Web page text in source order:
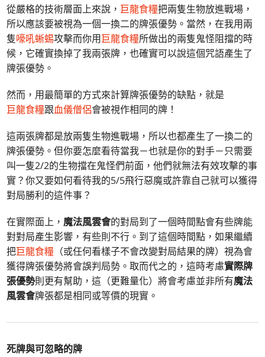
從嚴格的技術層面上來說， 巨龍食糧把兩隻生物放進戰場，
所以應該要被視為一個一換二的牌張優勢。當然，在我用兩
隻嚎吼蜥蜴攻擊而你用巨龍食糧所做出的兩隻鬼怪阻擋的時
候，它確實換掉了我兩張牌，也確實可以說這個咒語產生了
牌張優勢。
然而，用最簡單的方式來計算牌張優勢的缺點，就是
巨龍食糧跟血儀僧侶會被視作相同的牌！
這兩張牌都是放兩隻生物進戰場，所以也都產生了一換二的
牌張優勢。但你要怎麼看待當我－也就是你的對手－只需要
叫一隻2/2的生物擋在鬼怪們前面，他們就無法有效攻擊的事
實？你又要如何看待我的5/5飛行惡魔或許靠自己就可以獲得
對局勝利的這件事？
在實際面上， 魔法風雲會的對局到了一個時間點會有些牌能
對對局產生影響，有些則不行。到了這個時間點，如果繼續
把巨龍食糧 （或任何看樣子不會改變對局結果的牌）視為會
獲得牌張優勢將會誤判局勢。取而代之的，這時考慮實際牌
張優勢則更有幫助，這（更難量化）將會考慮並非所有魔法
風雲會牌張都是相同或等價的現實。
死牌與可忽略的牌